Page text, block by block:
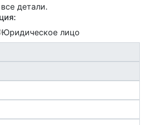
детали.
Юридическое лицо